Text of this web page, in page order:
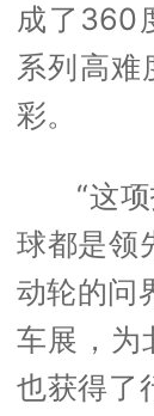
成了360
系列高难
彩。
“这
球都是领
动轮的问
车展，为
也获得了